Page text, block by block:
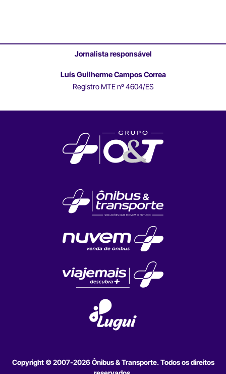
Jornalista responsável
Luís Guilherme Campos Correa
Registro MTE nº 4604/ES
Copyright © 2007-2026 Ônibus & Transporte. Todos os direitos